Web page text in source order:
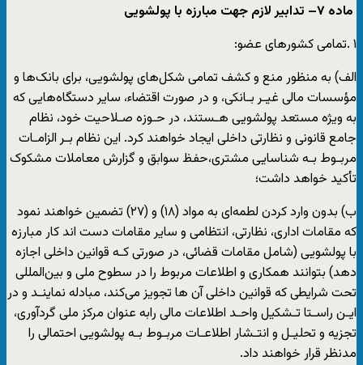
ماده ۷– تدابیر لازم جهت مبارزه با پولشویی
۱ .تمامی کشورهای عضو:
الف) به منظور منع و کشف تمامی شکل‌های پولشویی، برای بانک‌ها و
مؤسسات مالی غیـر بـانکی، و در صورت اقتضاء، سایر دستگاه‌هایی که
به ویژه مستعد پولشویی هـستند، در حـوزه صـلاحیت خود، نظام
جامع قانونی و نظارتی داخلی ایجاد خواهند کرد. این نظام بـر الزامـات
مربـوط بـه شناسایی مشتری،حفظ سوابق و گزارش معاملات مشکوک
تأکید خواهد داشت؛
ب) بدون وارد کردن لطمه‌ای به مواد (۱۸) و (٢٧) تضمین خواهند نمود
که مقامات اداری، نظارتی، انتظامی و سایر مقامات دست اند کار مبارزه
با پولشویی (شامل مقامات قضائی، در صورتی کـه قوانین داخلی اجازه
دهد) بتوانند همکاری و اطلاعات مربوط را در سطوح ملی و بین‌المللی
تحت شرایطی که قوانین داخلی آن ها تجویز می‌کند، مبادله نماینـد و در
ایـن راسـتا تـشکیل واحـد اطلاعات مالی رابه عنوان مرکز ملی گردآوری،
تجزیه و تحلیـل و انتـشار اطلاعـات مربـوط بـه پولشویی احتمالی را
مدنظر قرار خواهند داد.